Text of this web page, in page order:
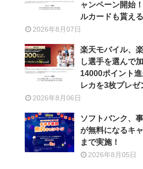
ャンペーン開始
ルカードも貰える
2026年8月07日
楽天モバイル、
し選手を選んで
14000ポイント
レカを3枚プレゼ
2026年8月06日
ソフトバンク、
が無料になるキ
まで実施！
2026年8月05日